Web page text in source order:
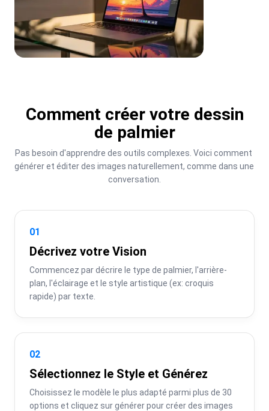
Comment créer votre dessin
de palmier
Pas besoin d'apprendre des outils complexes. Voici comment
générer et éditer des images naturellement, comme dans une
conversation.
01
Décrivez votre Vision
Commencez par décrire le type de palmier, l'arrière-
plan, l'éclairage et le style artistique (ex: croquis
rapide) par texte.
02
Sélectionnez le Style et Générez
Choisissez le modèle le plus adapté parmi plus de 30
options et cliquez sur générer pour créer des images